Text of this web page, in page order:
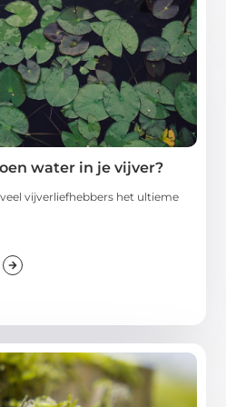
water in je vijver?
vijverliefhebbers het ultieme